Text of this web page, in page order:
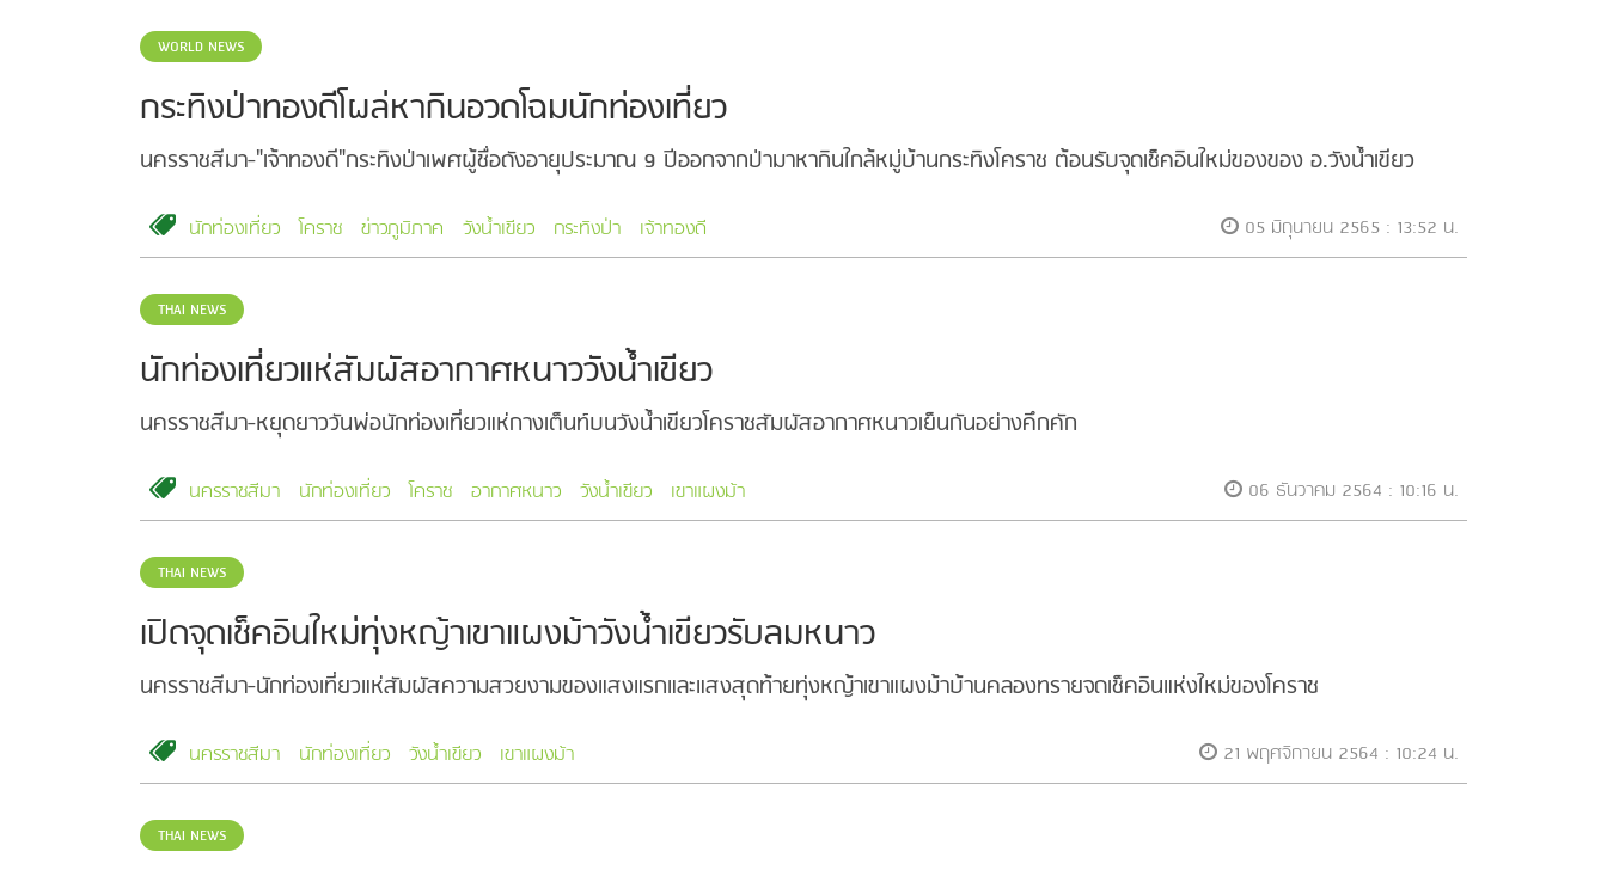
WORLD NEWS
กระทิงป่าทองดีโผล่หากินอวดโฉมนักท่องเที่ยว
นครราชสีมา-"เจ้าทองดี"กระทิงป่าเพศผู้ชื่อดังอายุประมาณ 9 ปีออกจากป่ามาหากินใกล้หมู่บ้านกระทิงโคราช ต้อนรับจุดเช็คอินใหม่ของของ อ.วังน้ำเขียว
นักท่องเที่ยว โคราช ข่าวภูมิภาค วังน้ำเขียว กระทิงป่า เจ้าทองดี 05 มิถุนายน 2565 : 13:52 น.
THAI NEWS
นักท่องเที่ยวแห่สัมผัสอากาศหนาววังน้ำเขียว
นครราชสีมา-หยุดยาววันพ่อนักท่องเที่ยวแห่กางเต็นท์บนวังน้ำเขียวโคราชสัมผัสอากาศหนาวเย็นกันอย่างคึกคัก
นครราชสีมา นักท่องเที่ยว โคราช อากาศหนาว วังน้ำเขียว เขาแผงม้า 06 ธันวาคม 2564 : 10:16 น.
THAI NEWS
เปิดจุดเช็คอินใหม่ทุ่งหญ้าเขาแผงม้าวังน้ำเขียวรับลมหนาว
นครราชสีมา-นักท่องเที่ยวแห่สัมผัสความสวยงามของแสงแรกและแสงสุดท้ายทุ่งหญ้าเขาแผงม้าบ้านคลองทรายจดเช็คอินแห่งใหม่ของโคราช
นครราชสีมา นักท่องเที่ยว วังน้ำเขียว เขาแผงม้า 21 พฤศจิกายน 2564 : 10:24 น.
THAI NEWS